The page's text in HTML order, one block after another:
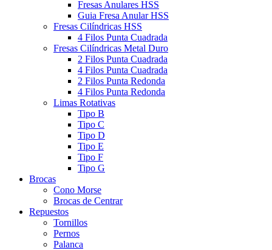
Fresas Anulares HSS
Guia Fresa Anular HSS
Fresas Cilíndricas HSS
4 Filos Punta Cuadrada
Fresas Cilíndricas Metal Duro
2 Filos Punta Cuadrada
4 Filos Punta Cuadrada
2 Filos Punta Redonda
4 Filos Punta Redonda
Limas Rotativas
Tipo B
Tipo C
Tipo D
Tipo E
Tipo F
Tipo G
Brocas
Cono Morse
Brocas de Centrar
Repuestos
Tornillos
Pernos
Palanca